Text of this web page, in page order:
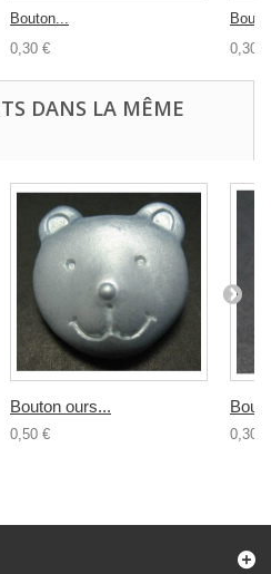
Bouton...
0,30 €
0,30 €
DANS LA MÊME
Bouton ours...
0,50 € 0,30 €